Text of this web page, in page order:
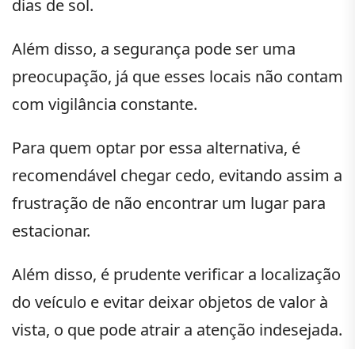
dias de sol.
Além disso, a segurança pode ser uma
preocupação, já que esses locais não contam
com vigilância constante.
Para quem optar por essa alternativa, é
recomendável chegar cedo, evitando assim a
frustração de não encontrar um lugar para
estacionar.
Além disso, é prudente verificar a localização
do veículo e evitar deixar objetos de valor à
vista, o que pode atrair a atenção indesejada.